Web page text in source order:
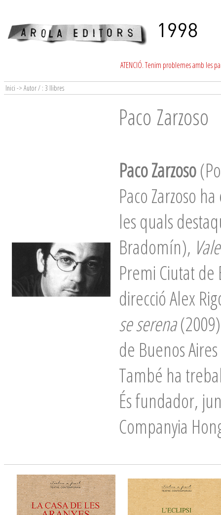
ATENCIÓ. Tenim problemes amb les
Inici -> Autor / : 3 llibres
Paco Zarzoso
Paco Zarzoso
Paco Zarzoso
les quals
Bradomín),
Premi Ciutat
direcció Alex
se serena
de Buenos
També ha
És fundador,
Companyia